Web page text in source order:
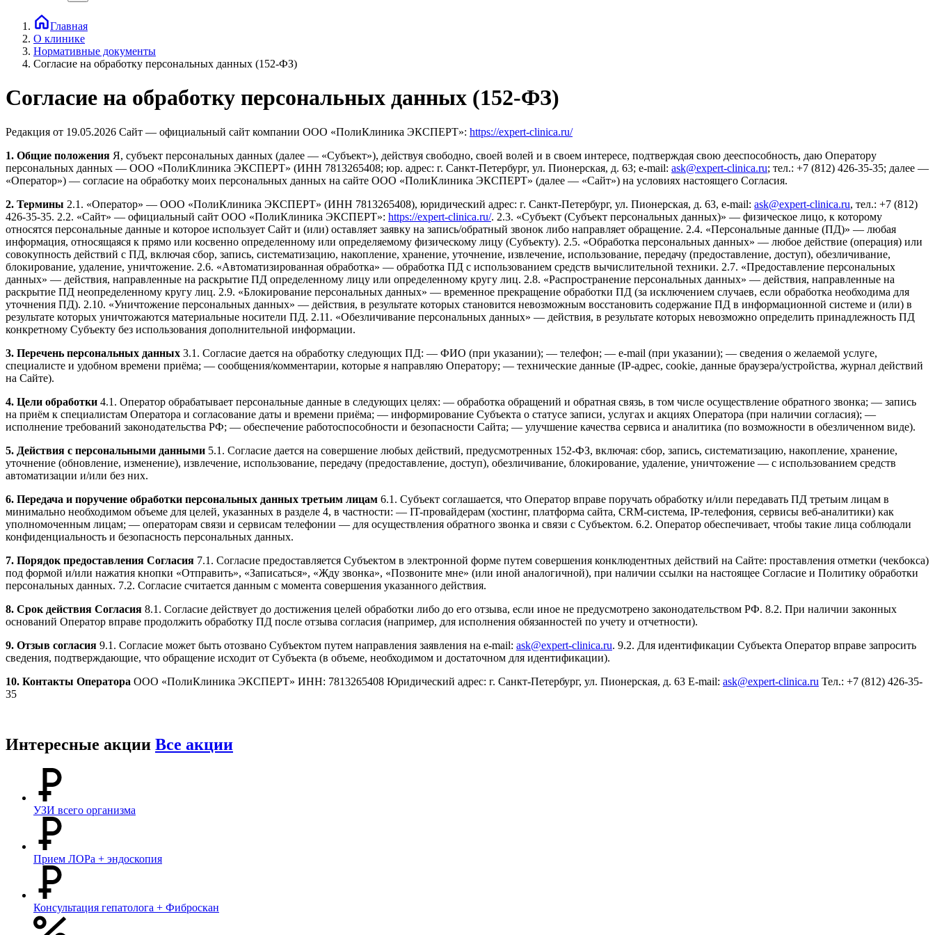
Главная
О клинике
Нормативные документы
Согласие на обработку персональных данных (152-ФЗ)
Согласие на обработку персональных данных (152-ФЗ)
Редакция от 19.05.2026 Сайт — официальный сайт компании ООО «ПолиКлиника ЭКСПЕРТ»: https://expert-clinica.ru/
1. Общие положения Я, субъект персональных данных (далее — «Субъект»), действуя свободно, своей волей и в своем интересе, подтверждая свою дееспособность, даю Оператору
персональных данных — ООО «ПолиКлиника ЭКСПЕРТ» (ИНН 7813265408; юр. адрес: г. Санкт-Петербург, ул. Пионерская, д. 63; e-mail: ask@expert-clinica.ru; тел.: +7 (812) 426-35-35; далее —
«Оператор») — согласие на обработку моих персональных данных на сайте ООО «ПолиКлиника ЭКСПЕРТ» (далее — «Сайт») на условиях настоящего Согласия.
2. Термины 2.1. «Оператор» — ООО «ПолиКлиника ЭКСПЕРТ» (ИНН 7813265408), юридический адрес: г. Санкт-Петербург, ул. Пионерская, д. 63, e-mail: ask@expert-clinica.ru, тел.: +7 (812)
426-35-35. 2.2. «Сайт» — официальный сайт ООО «ПолиКлиника ЭКСПЕРТ»: https://expert-clinica.ru/. 2.3. «Субъект (Субъект персональных данных)» — физическое лицо, к которому
относятся персональные данные и которое использует Сайт и (или) оставляет заявку на запись/обратный звонок либо направляет обращение. 2.4. «Персональные данные (ПД)» — любая
информация, относящаяся к прямо или косвенно определенному или определяемому физическому лицу (Субъекту). 2.5. «Обработка персональных данных» — любое действие (операция) или
совокупность действий с ПД, включая сбор, запись, систематизацию, накопление, хранение, уточнение, извлечение, использование, передачу (предоставление, доступ), обезличивание,
блокирование, удаление, уничтожение. 2.6. «Автоматизированная обработка» — обработка ПД с использованием средств вычислительной техники. 2.7. «Предоставление персональных
данных» — действия, направленные на раскрытие ПД определенному лицу или определенному кругу лиц. 2.8. «Распространение персональных данных» — действия, направленные на
раскрытие ПД неопределенному кругу лиц. 2.9. «Блокирование персональных данных» — временное прекращение обработки ПД (за исключением случаев, если обработка необходима для
уточнения ПД). 2.10. «Уничтожение персональных данных» — действия, в результате которых становится невозможным восстановить содержание ПД в информационной системе и (или) в
результате которых уничтожаются материальные носители ПД. 2.11. «Обезличивание персональных данных» — действия, в результате которых невозможно определить принадлежность ПД
конкретному Субъекту без использования дополнительной информации.
3. Перечень персональных данных 3.1. Согласие дается на обработку следующих ПД: — ФИО (при указании); — телефон; — e-mail (при указании); — сведения о желаемой услуге,
специалисте и удобном времени приёма; — сообщения/комментарии, которые я направляю Оператору; — технические данные (IP-адрес, cookie, данные браузера/устройства, журнал действий
на Сайте).
4. Цели обработки 4.1. Оператор обрабатывает персональные данные в следующих целях: — обработка обращений и обратная связь, в том числе осуществление обратного звонка; — запись
на приём к специалистам Оператора и согласование даты и времени приёма; — информирование Субъекта о статусе записи, услугах и акциях Оператора (при наличии согласия); —
исполнение требований законодательства РФ; — обеспечение работоспособности и безопасности Сайта; — улучшение качества сервиса и аналитика (по возможности в обезличенном виде).
5. Действия с персональными данными 5.1. Согласие дается на совершение любых действий, предусмотренных 152-ФЗ, включая: сбор, запись, систематизацию, накопление, хранение,
уточнение (обновление, изменение), извлечение, использование, передачу (предоставление, доступ), обезличивание, блокирование, удаление, уничтожение — с использованием средств
автоматизации и/или без них.
6. Передача и поручение обработки персональных данных третьим лицам 6.1. Субъект соглашается, что Оператор вправе поручать обработку и/или передавать ПД третьим лицам в
минимально необходимом объеме для целей, указанных в разделе 4, в частности: — IT-провайдерам (хостинг, платформа сайта, CRM-система, IP-телефония, сервисы веб-аналитики) как
уполномоченным лицам; — операторам связи и сервисам телефонии — для осуществления обратного звонка и связи с Субъектом. 6.2. Оператор обеспечивает, чтобы такие лица соблюдали
конфиденциальность и безопасность персональных данных.
7. Порядок предоставления Согласия 7.1. Согласие предоставляется Субъектом в электронной форме путем совершения конклюдентных действий на Сайте: проставления отметки (чекбокса)
под формой и/или нажатия кнопки «Отправить», «Записаться», «Жду звонка», «Позвоните мне» (или иной аналогичной), при наличии ссылки на настоящее Согласие и Политику обработки
персональных данных. 7.2. Согласие считается данным с момента совершения указанного действия.
8. Срок действия Согласия 8.1. Согласие действует до достижения целей обработки либо до его отзыва, если иное не предусмотрено законодательством РФ. 8.2. При наличии законных
оснований Оператор вправе продолжить обработку ПД после отзыва согласия (например, для исполнения обязанностей по учету и отчетности).
9. Отзыв согласия 9.1. Согласие может быть отозвано Субъектом путем направления заявления на e-mail: ask@expert-clinica.ru. 9.2. Для идентификации Субъекта Оператор вправе запросить
сведения, подтверждающие, что обращение исходит от Субъекта (в объеме, необходимом и достаточном для идентификации).
10. Контакты Оператора ООО «ПолиКлиника ЭКСПЕРТ» ИНН: 7813265408 Юридический адрес: г. Санкт-Петербург, ул. Пионерская, д. 63 E-mail: ask@expert-clinica.ru Тел.: +7 (812) 426-35-
35
Интересные акции Все акции
УЗИ всего организма
Прием ЛОРа + эндоскопия
Консультация гепатолога + Фиброскан